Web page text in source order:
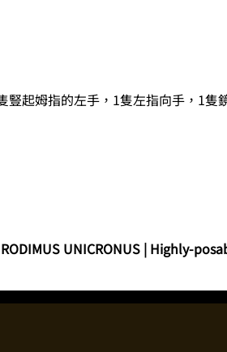
起姆指的左手，1隻左指向手，1隻
UNICRONUS | Highly-